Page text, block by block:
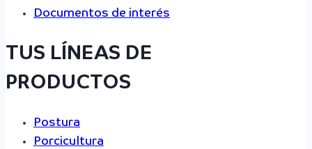
Documentos de interés
TUS LÍNEAS DE
PRODUCTOS
Postura
Porcicultura